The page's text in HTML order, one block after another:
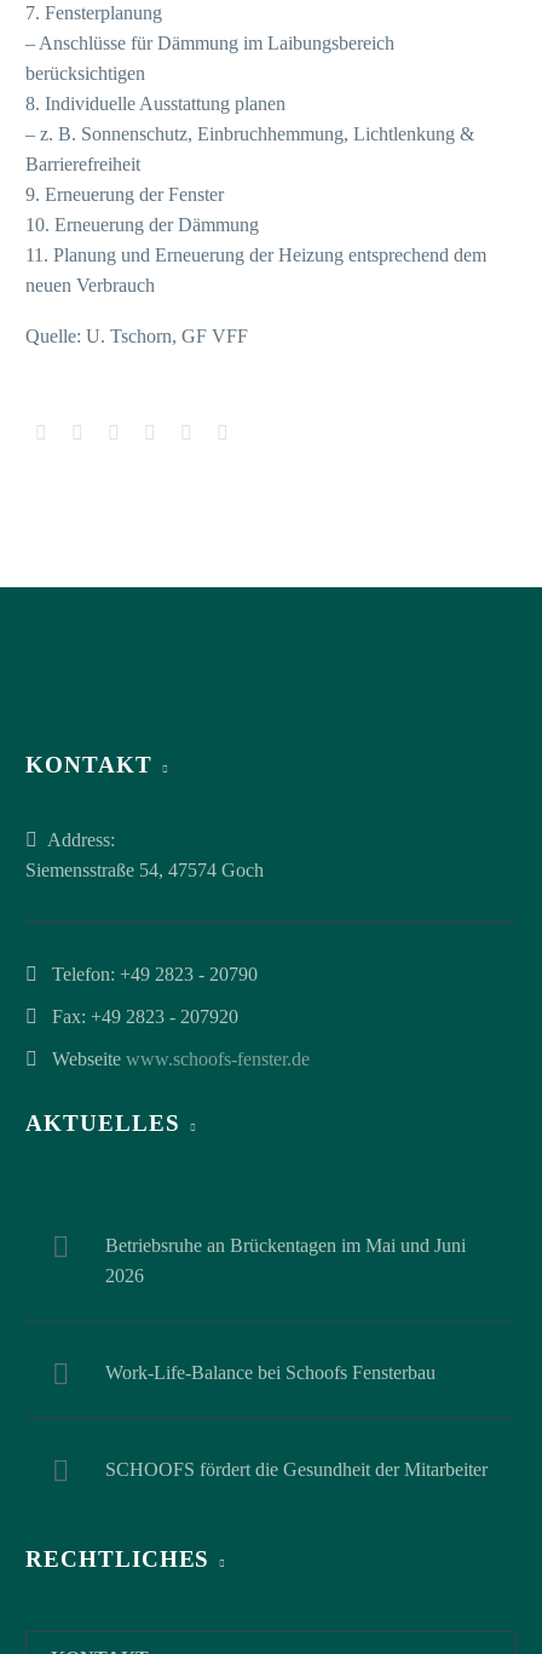
7. Fensterplanung
– Anschlüsse für Dämmung im Laibungsbereich
berücksichtigen
8. Individuelle Ausstattung planen
– z. B. Sonnenschutz, Einbruchhemmung, Lichtlenkung &
Barrierefreiheit
9. Erneuerung der Fenster
10. Erneuerung der Dämmung
11. Planung und Erneuerung der Heizung entsprechend dem
neuen Verbrauch
Quelle: U. Tschorn, GF VFF
KONTAKT
Address:
Siemensstraße 54, 47574 Goch
Telefon: +49 2823 - 20790
Fax: +49 2823 - 207920
Webseite www.schoofs-fenster.de
AKTUELLES
Betriebsruhe an Brückentagen im Mai und Juni
2026
Work-Life-Balance bei Schoofs Fensterbau
SCHOOFS fördert die Gesundheit der Mitarbeiter
RECHTLICHES